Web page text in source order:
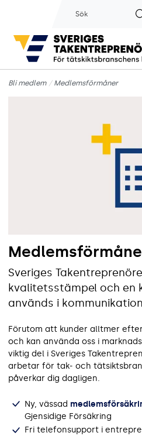
Bli medlem Medlemsförmåner
Sveriges
kvalitetsstämpel och en
används i
Förutom att kunder alltmer
och kan använda oss i
viktig del i Sveriges
arbetar för tak- och
påverkar dig dagligen.
Ny, vässad
Gjensidige Försäkring
Fri telefonsupport i